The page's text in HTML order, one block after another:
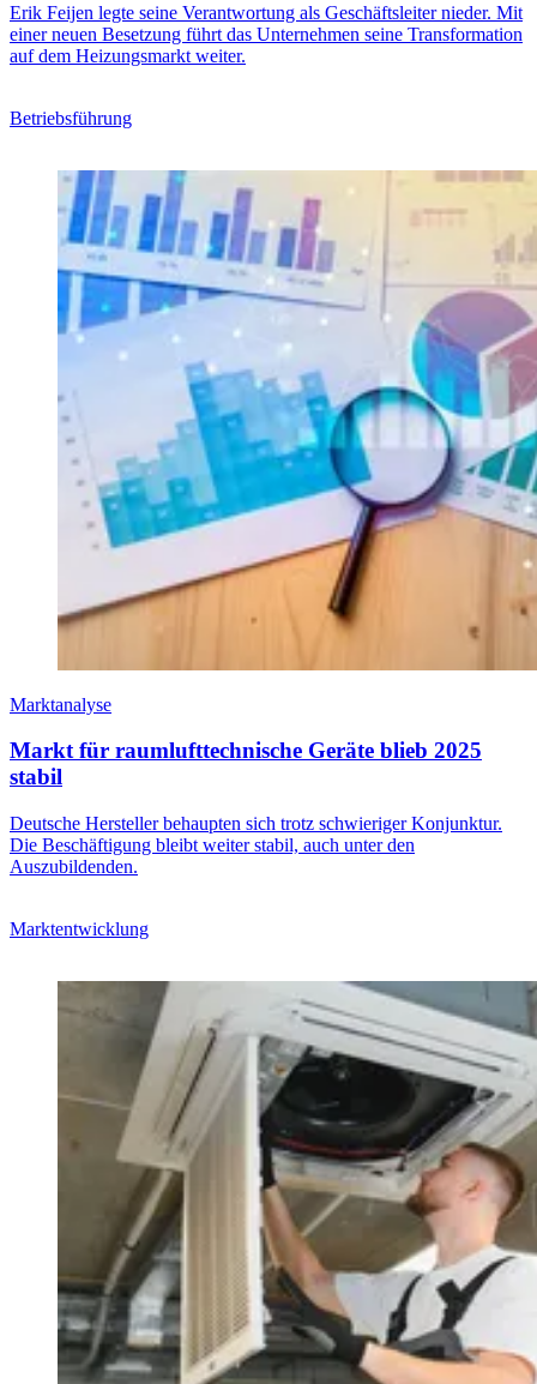
Erik Feijen legte seine Verantwortung als Geschäftsleiter nieder. Mit
einer neuen Besetzung führt das Unternehmen seine Transformation
auf dem Heizungsmarkt weiter.
Betriebsführung
Marktanalyse
Markt für raumlufttechnische Geräte blieb 2025
stabil
Deutsche Hersteller behaupten sich trotz schwieriger Konjunktur.
Die Beschäftigung bleibt weiter stabil, auch unter den
Auszubildenden.
Marktentwicklung